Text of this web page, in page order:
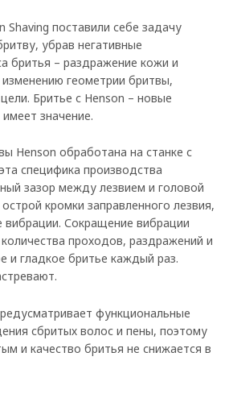
Shaving поставили себе задачу
убрав негативные
бритья – раздражение кожи и
геометрии бритвы,
Бритье с Henson – новые
значение.
Henson обработана на станке с
специфика производства
зазор между лезвием и головой
кромки заправленного лезвия,
Сокращение вибрации
проходов, раздражений и
и гладкое бритье каждый раз.
функциональные
сбритых волос и пены, поэтому
и качество бритья не снижается в